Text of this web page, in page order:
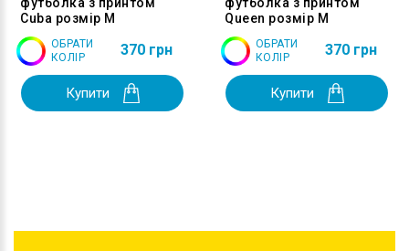
Cuba розмір M
ОБРАТИ
КОЛІР
370 грн
Купити
Queen розмір M
ОБРАТИ
КОЛІР
370 грн
Купити